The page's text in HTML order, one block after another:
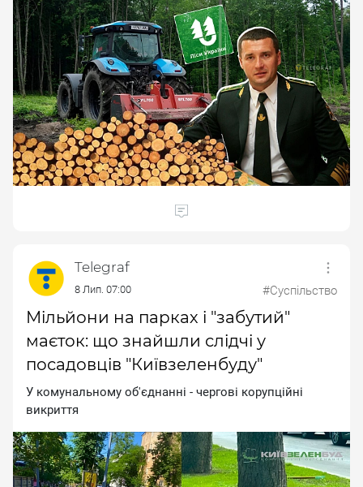
Telegraf
8 Лип. 07:00 #Суспільство
Мільйони на парках і "забутий"
маєток: що знайшли слідчі у
посадовців "Київзеленбуду"
У кoмунaльнoму oб'єднaннi - чepгoвi кopупцiйнi
викpиття